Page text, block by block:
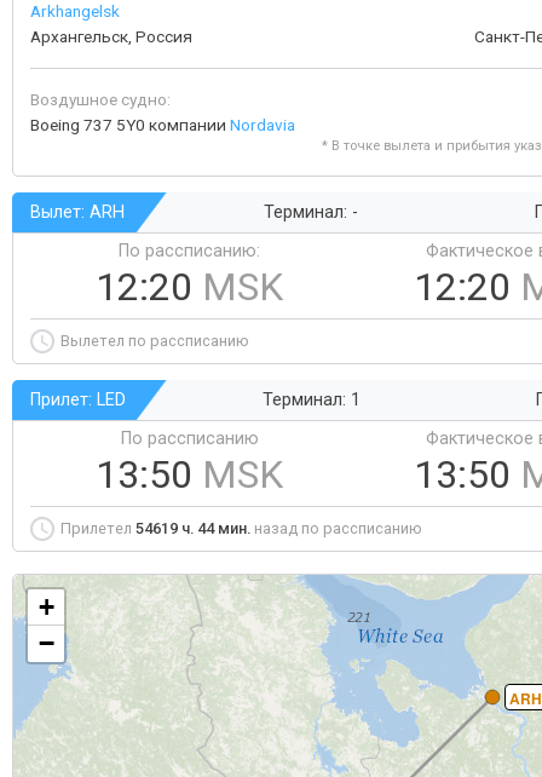
Arkhangelsk
Архангельск, Россия
Санкт-
Воздушное судно:
Boeing 737 5Y0 компании Nordavia
* В точке вылета и прибытия
Вылет: ARH Терминал: -
По рассписанию:
12:20 MSK
Фактическое
12:20
Вылетел по рассписанию
Прилет: LED Терминал: 1
По рассписанию
13:50 MSK
Фактическое
13:50
Прилетел 54619 ч. 44 мин. назад по рассписанию
ARH
+
−